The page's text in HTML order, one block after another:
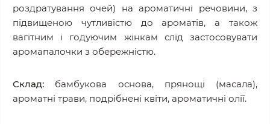
роздратування очей) на ароматичні речовини, з
підвищеною чутливістю до ароматів, а також
вагітним і годуючим жінкам слід застосовувати
аромапалочки з обережністю.
Склад: бамбукова основа, прянощі (масала),
ароматні трави, подрібнені квіти, ароматичні олії.